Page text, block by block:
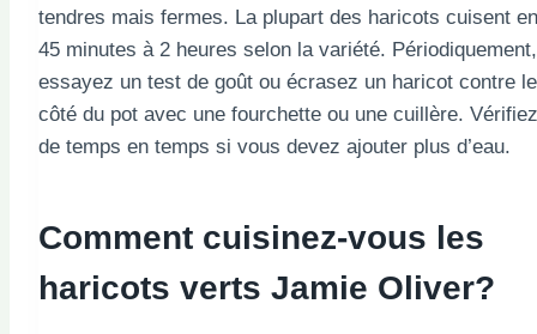
tendres mais fermes. La plupart des haricots cuisent en
45 minutes à 2 heures selon la variété. Périodiquement,
essayez un test de goût ou écrasez un haricot contre le
côté du pot avec une fourchette ou une cuillère. Vérifiez
de temps en temps si vous devez ajouter plus d’eau.
Comment cuisinez-vous les
haricots verts Jamie Oliver?